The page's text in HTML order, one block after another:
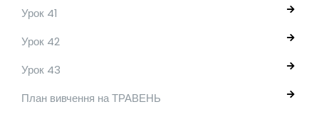
Урок 41
Урок 42
Урок 43
План вивчення на ТРАВЕНЬ